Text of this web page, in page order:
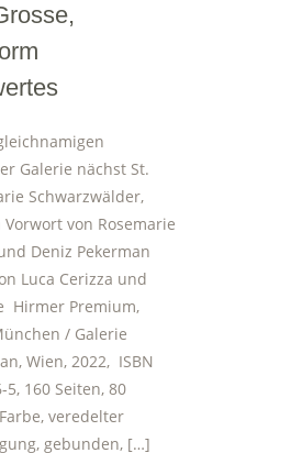
Galerie nächst St.
Schwarzwälder,
von Rosemarie
Deniz Pekerman
Luca Cerizza und
Hirmer Premium,
/ Galerie
Wien, 2022, ISBN
5, 160 Seiten, 80
veredelter
gebunden, […]